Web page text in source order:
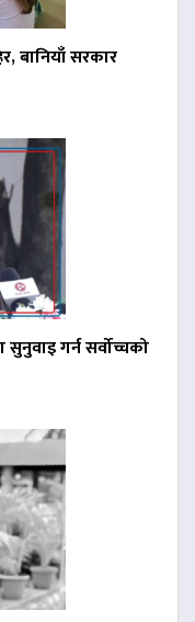
बानियाँ सरकार
गर्न सर्वोच्चको